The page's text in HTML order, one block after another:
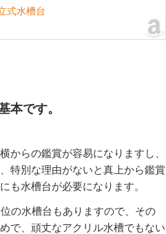
式水槽台
本です。
からの鑑賞が容易になりますし、
特別な理由がないと真上から鑑賞
も水槽台が必要になります。
の水槽台もありますので、その
で、頑丈なアクリル水槽でもない